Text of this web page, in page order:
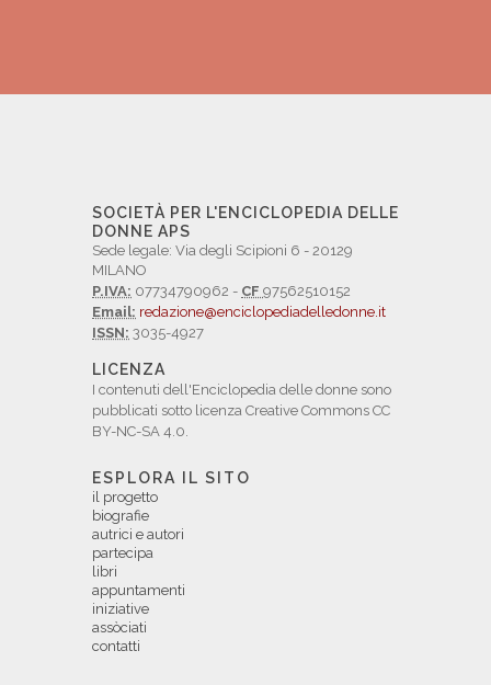
SOCIETÀ PER L'ENCICLOPEDIA DELLE
DONNE APS
Sede legale: Via degli Scipioni 6 - 20129
MILANO
P.IVA: 07734790962 - CF 97562510152
Email: redazione@enciclopediadelledonne.it
ISSN: 3035-4927
LICENZA
I contenuti dell'Enciclopedia delle donne sono
pubblicati sotto licenza Creative Commons CC
BY-NC-SA 4.0.
ESPLORA IL SITO
il progetto
biografie
autrici e autori
partecipa
libri
appuntamenti
iniziative
assòciati
contatti